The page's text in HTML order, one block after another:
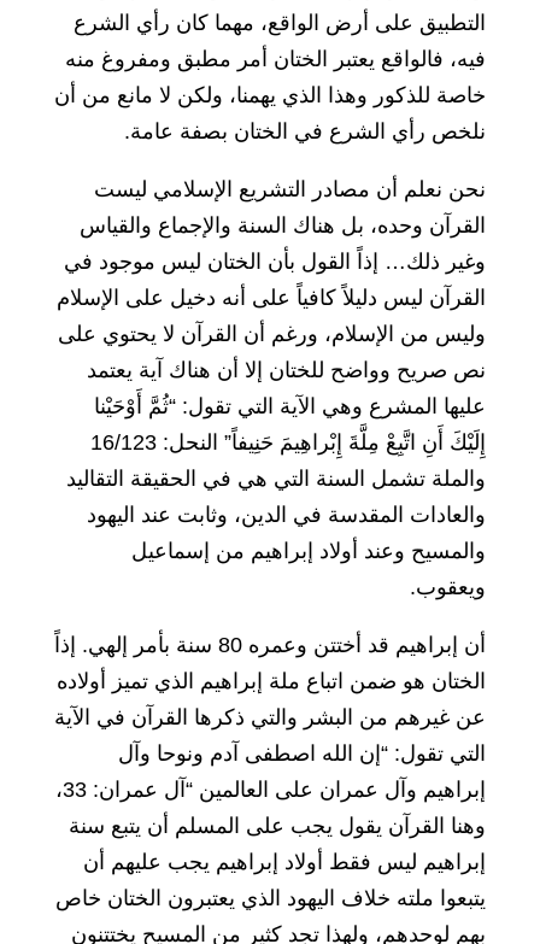
التطبيق على أرض الواقع، مهما كان رأي الشرع
فيه، فالواقع يعتبر الختان أمر مطبق ومفروغ منه
خاصة للذكور وهذا الذي يهمنا، ولكن لا مانع من أن
نلخص رأي الشرع في الختان بصفة عامة.
نحن نعلم أن مصادر التشريع الإسلامي ليست
القرآن وحده، بل هناك السنة والإجماع والقياس
وغير ذلك… إذاً القول بأن الختان ليس موجود في
القرآن ليس دليلاً كافياً على أنه دخيل على الإسلام
وليس من الإسلام، ورغم أن القرآن لا يحتوي على
نص صريح وواضح للختان إلا أن هناك آية يعتمد
عليها المشرع وهي الآية التي تقول: “ثُمَّ أَوْحَيْنا
إِلَيْكَ أَنِ اتَّبِعْ مِلَّةَ إِبْراهِيمَ حَنِيفاً” النحل: 16/123
والملة تشمل السنة التي هي في الحقيقة التقاليد
والعادات المقدسة في الدين، وثابت عند اليهود
والمسيح وعند أولاد إبراهيم من إسماعيل
ويعقوب.
أن إبراهيم قد أختتن وعمره 80 سنة بأمر إلهي. إذاً
الختان هو ضمن اتباع ملة إبراهيم الذي تميز أولاده
عن غيرهم من البشر والتي ذكرها القرآن في الآية
التي تقول: “إن الله اصطفى آدم ونوحا وآل
إبراهيم وآل عمران على العالمين “آل عمران: 33،
وهنا القرآن يقول يجب على المسلم أن يتبع سنة
إبراهيم ليس فقط أولاد إبراهيم يجب عليهم أن
يتبعوا ملته خلاف اليهود الذي يعتبرون الختان خاص
بهم لوحدهم، ولهذا تجد كثير من المسيح يختتنون